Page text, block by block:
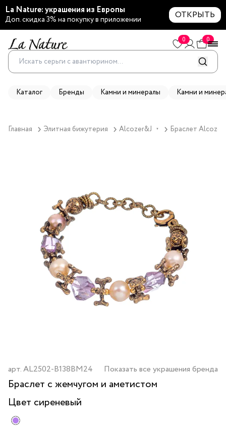
La Nature: украшения из Европы
Доп. скидка 3% на покупку в приложении ОТКРЫТЬ
0 0
Каталог Бренды Камни и минералы Камни и
Главная Элитная бижутерия Alcozer&J ▼ Браслет
арт.AL2502-B138BM24 Показать все украшения бренда
Браслет с жемчугом и аметистом
Цвет сиреневый